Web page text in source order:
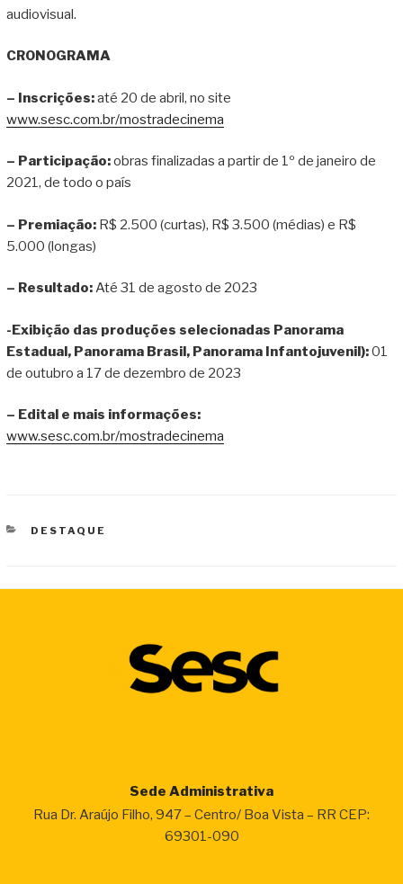
audiovisual.
CRONOGRAMA
– Inscrições:até 20 de abril, no site
www.sesc.com.br/mostradecinema
– Participação:obras finalizadas a partir de 1º de janeiro de
2021, de todo o país
– Premiação:R$ 2.500 (curtas), R$ 3.500 (médias) e R$
5.000 (longas)
– Resultado:Até 31 de agosto de 2023
-Exibição das produções selecionadas Panorama
Estadual, Panorama Brasil, Panorama Infantojuvenil):01
de outubro a 17 de dezembro de 2023
– Edital e mais informações:
www.sesc.com.br/mostradecinema
CATEGORIAS
DESTAQUE
Sede Administrativa
Rua Dr. Araújo Filho, 947 – Centro/ Boa Vista – RR CEP:
69301-090